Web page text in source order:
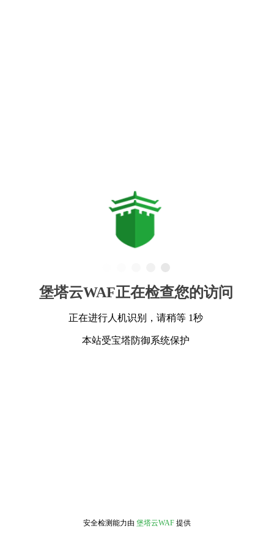
堡塔云WAF正在检查您的访问
正在进行人机识别，请稍等 1秒
本站受宝塔防御系统保护
安全检测能力由 堡塔云WAF 提供